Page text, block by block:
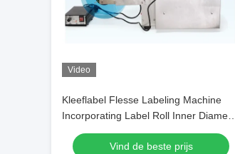
Video
Kleeflabel Flesse Labeling Machine
Incorporating Label Roll Inner Diameter
75mm Zorgen voor een soepele en
label voedingVind de beste prijs